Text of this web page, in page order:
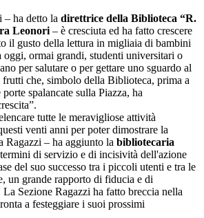
– ha detto la direttrice della Biblioteca “R.
Leonori – è cresciuta ed ha fatto crescere
il gusto della lettura in migliaia di bambini
oggi, ormai grandi, studenti universitari o
per salutare o per gettare uno sguardo al
frutti che, simbolo della Biblioteca, prima a
spalancate sulla Piazza, ha
tutte le meravigliose attività
venti anni per poter dimostrare la
Ragazzi – ha aggiunto la bibliotecaria
di servizio e di incisività dell'azione
del suo successo tra i piccoli utenti e tra le
un grande rapporto di fiducia e di
Sezione Ragazzi ha fatto breccia nella
a festeggiare i suoi prossimi